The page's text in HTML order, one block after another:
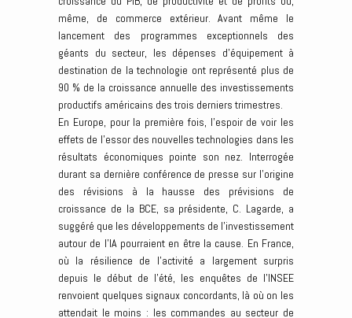
même, de commerce extérieur. Avant même le
lancement des programmes exceptionnels des
géants du secteur, les dépenses d’équipement à
destination de la technologie ont représenté plus de
90 % de la croissance annuelle des investissements
productifs américains des trois derniers trimestres.
En Europe, pour la première fois, l’espoir de voir les
effets de l’essor des nouvelles technologies dans les
résultats économiques pointe son nez. Interrogée
durant sa dernière conférence de presse sur l’origine
des révisions à la hausse des prévisions de
croissance de la BCE, sa présidente, C. Lagarde, a
suggéré que les développements de l’investissement
autour de l’IA pourraient en être la cause. En France,
où la résilience de l’activité a largement surpris
depuis le début de l’été, les enquêtes de l’INSEE
renvoient quelques signaux concordants, là où on les
attendait le moins : les commandes au secteur de